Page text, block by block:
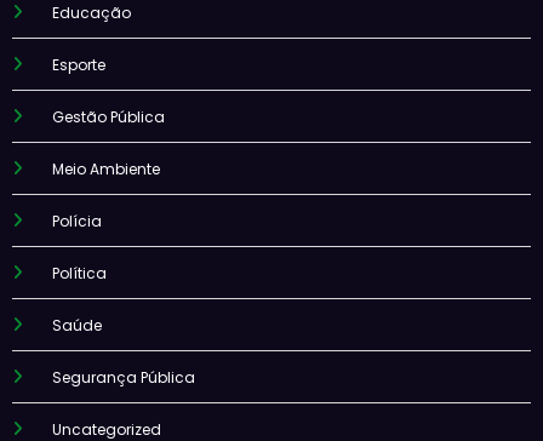
Educação
Esporte
Gestão Pública
Meio Ambiente
Polícia
Política
Saúde
Segurança Pública
Uncategorized